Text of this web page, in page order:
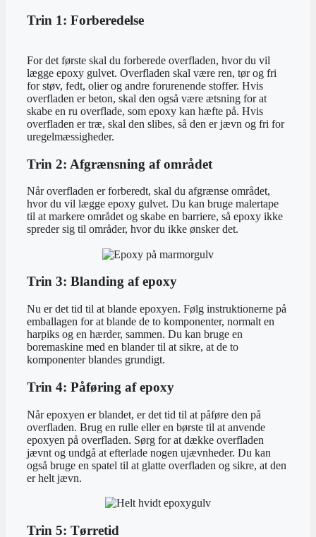
Trin 1: Forberedelse
For det første skal du forberede overfladen, hvor du vil
lægge epoxy gulvet. Overfladen skal være ren, tør og fri
for støv, fedt, olier og andre forurenende stoffer. Hvis
overfladen er beton, skal den også være ætsning for at
skabe en ru overflade, som epoxy kan hæfte på. Hvis
overfladen er træ, skal den slibes, så den er jævn og fri for
uregelmæssigheder.
Trin 2: Afgrænsning af området
Når overfladen er forberedt, skal du afgrænse området,
hvor du vil lægge epoxy gulvet. Du kan bruge malertape
til at markere området og skabe en barriere, så epoxy ikke
spreder sig til områder, hvor du ikke ønsker det.
Trin 3: Blanding af epoxy
Nu er det tid til at blande epoxyen. Følg instruktionerne på
emballagen for at blande de to komponenter, normalt en
harpiks og en hærder, sammen. Du kan bruge en
boremaskine med en blander til at sikre, at de to
komponenter blandes grundigt.
Trin 4: Påføring af epoxy
Når epoxyen er blandet, er det tid til at påføre den på
overfladen. Brug en rulle eller en børste til at anvende
epoxyen på overfladen. Sørg for at dække overfladen
jævnt og undgå at efterlade nogen ujævnheder. Du kan
også bruge en spatel til at glatte overfladen og sikre, at den
er helt jævn.
Trin 5: Tørretid